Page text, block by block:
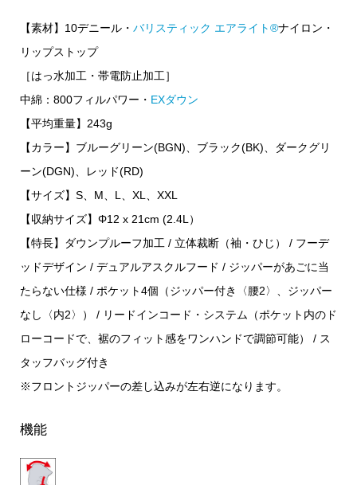
【素材】10デニール・ バリスティック エアライト®ナイロン・
リップストップ
［はっ水加工・帯電防止加工］
中綿：800フィルパワー・ EXダウン
【平均重量】243g
【カラー】ブルーグリーン(BGN)、ブラック(BK)、ダークグリ
ーン(DGN)、レッド(RD)
【サイズ】S、M、L、XL、XXL
【収納サイズ】Φ12 x 21cm (2.4L）
【特長】ダウンプルーフ加工 / 立体裁断（袖・ひじ） / フーデ
ッドデザイン / デュアルアスクルフード / ジッパーがあごに当
たらない仕様 / ポケット4個（ジッパー付き〈腰2〉、ジッパー
なし〈内2〉） / リードインコード・システム（ポケット内のド
ローコードで、裾のフィット感をワンハンドで調節可能） / ス
タッフバッグ付き
※フロントジッパーの差し込みが左右逆になります。
機能